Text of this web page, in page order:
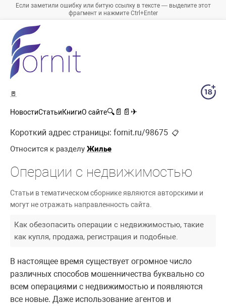
Если заметили ошибку или битую ссылку в тексте — выделите этот
фрагмент и нажмите Ctrl+Enter
🚪
НовостиСтатьиКнигиО сайте🔍 📄 📄 ✈
Короткий адрес страницы: fornit.ru/98675 📋
Относится к разделу Жилье
Операции с недвижимостью
Статьи в тематическом сборнике являются авторскими и
могут не отражать направленность сайта.
Как обезопасить операции с недвижимостью, такие
как купля, продажа, регистрация и подобные.
В настоящее время существует огромное число
различных способов мошенничества буквально со
всем операциями с недвижимостью и появляются
все новые. Даже использование агентов и